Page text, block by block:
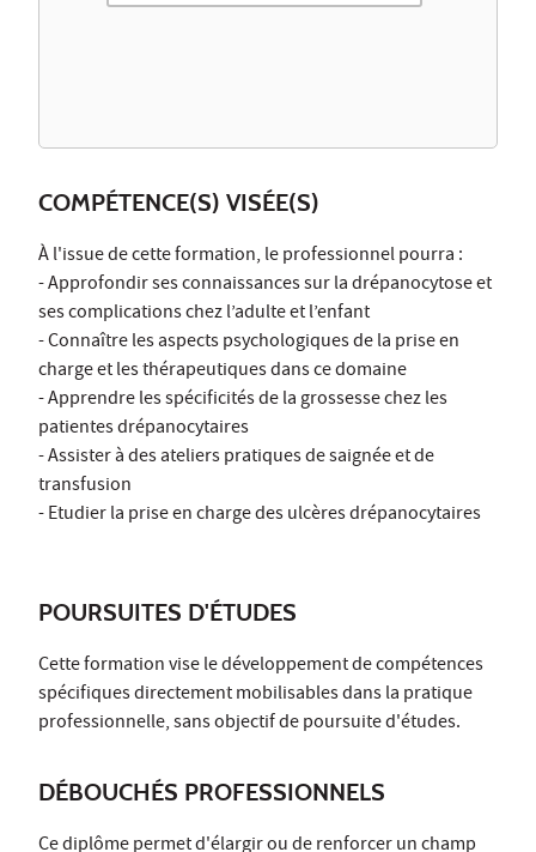
COMPÉTENCE(S) VISÉE(S)
À l'issue de cette formation, le professionnel pourra :
- Approfondir ses connaissances sur la drépanocytose et
ses complications chez l’adulte et l’enfant
- Connaître les aspects psychologiques de la prise en
charge et les thérapeutiques dans ce domaine
- Apprendre les spécificités de la grossesse chez les
patientes drépanocytaires
- Assister à des ateliers pratiques de saignée et de
transfusion
- Etudier la prise en charge des ulcères drépanocytaires
POURSUITES D'ÉTUDES
Cette formation vise le développement de compétences
spécifiques directement mobilisables dans la pratique
professionnelle, sans objectif de poursuite d'études.
DÉBOUCHÉS PROFESSIONNELS
Ce diplôme permet d'élargir ou de renforcer un champ